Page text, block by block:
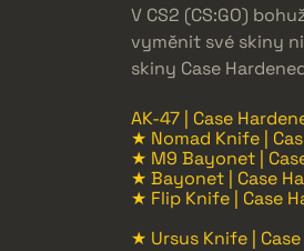
V CS2 (CS:GO)
vyměnit své skiny
skiny Case
AK-47 | Case
★ Nomad Knife |
★ M9 Bayonet |
★ Bayonet | Case
★ Flip Knife | Case
★ Ursus Knife |